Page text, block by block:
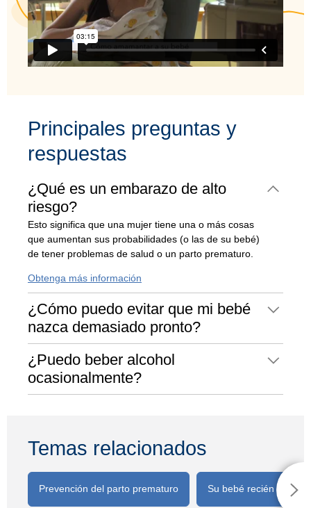
Principales preguntas y
respuestas
¿Qué es un embarazo de alto
riesgo?
Esto significa que una mujer tiene una o más cosas
que aumentan sus probabilidades (o las de su bebé)
de tener problemas de salud o un parto prematuro.
Obtenga más información
¿Cómo puedo evitar que mi bebé
nazca demasiado pronto?
¿Puedo beber alcohol
ocasionalmente?
Temas relacionados
Prevención del parto prematuro Su bebé recién nacido